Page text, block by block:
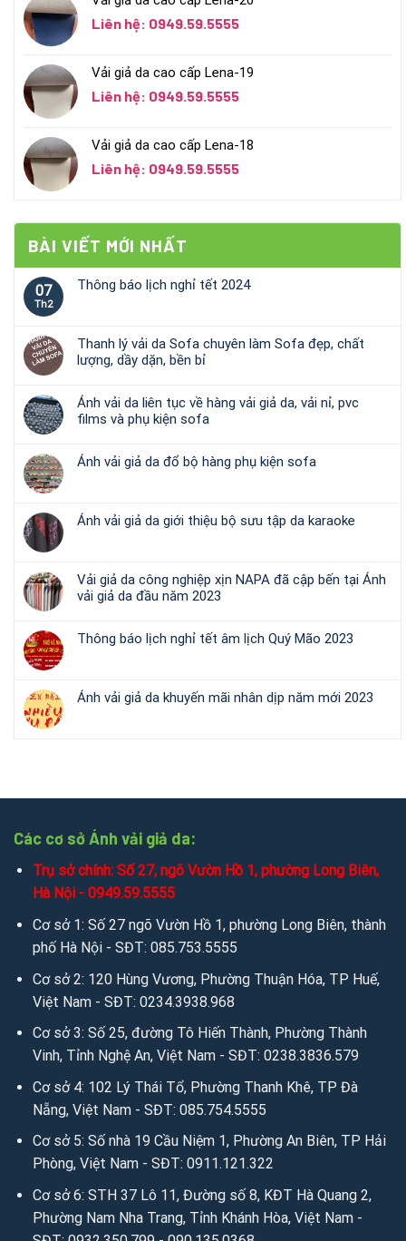
Liên hệ: 0949.59.5555
Vải giả da cao cấp Lena-19
Liên hệ: 0949.59.5555
Vải giả da cao cấp Lena-18
Liên hệ: 0949.59.5555
BÀI VIẾT MỚI NHẤT
07
Th2
Thông báo lịch nghỉ tết 2024
Thanh lý vải da Sofa chuyên làm Sofa đẹp, chất
lượng, dầy dặn, bền bỉ
Ánh vải da liên tục về hàng vải giả da, vải nỉ, pvc
films và phụ kiện sofa
Ánh vải giả da đổ bộ hàng phụ kiện sofa
Ánh vải giả da giới thiệu bộ sưu tập da karaoke
Vải giả da công nghiệp xịn NAPA đã cập bến tại Ánh
vải giả da đầu năm 2023
Thông báo lịch nghỉ tết âm lịch Quý Mão 2023
Ánh vải giả da khuyến mãi nhân dịp năm mới 2023
Các cơ sở Ánh vải giả da:
Trụ sở chính: Số 27, ngõ Vườn Hồ 1, phường Long Biên,
Hà Nội - 0949.59.5555
Cơ sở 1: Số 27 ngõ Vườn Hồ 1, phường Long Biên, thành
phố Hà Nội - SĐT: 085.753.5555
Cơ sở 2: 120 Hùng Vương, Phường Thuận Hóa, TP Huế,
Việt Nam - SĐT: 0234.3938.968
Cơ sở 3: Số 25, đường Tô Hiến Thành, Phường Thành
Vinh, Tỉnh Nghệ An, Việt Nam - SĐT: 0238.3836.579
Cơ sở 4: 102 Lý Thái Tổ, Phường Thanh Khê, TP Đà
Nẵng, Việt Nam - SĐT: 085.754.5555
Cơ sở 5: Số nhà 19 Cầu Niệm 1, Phường An Biên, TP Hải
Phòng, Việt Nam - SĐT: 0911.121.322
Cơ sở 6: STH 37 Lô 11, Đường số 8, KĐT Hà Quang 2,
Phường Nam Nha Trang, Tỉnh Khánh Hòa, Việt Nam -